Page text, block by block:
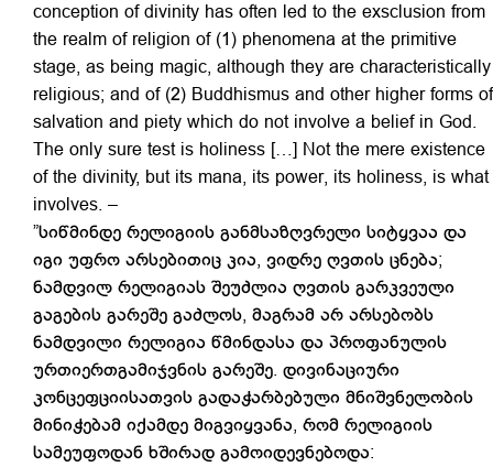
conception of divinity has often led to the exsclusion from
the realm of religion of (1) phenomena at the primitive
stage, as being magic, although they are characteristically
religious; and of (2) Buddhismus and other higher forms of
salvation and piety which do not involve a belief in God.
The only sure test is holiness […] Not the mere existence
of the divinity, but its mana, its power, its holiness, is what
involves. –
”სიწმინდე რელიგიის განმსაზღვრელი სიტყვაა და
იგი უფრო არსებითიც კია, ვიდრე ღვთის ცნება;
ნამდვილ რელიგიას შეუძლია ღვთის გარკვეული
გაგების გარეშე გაძლოს, მაგრამ არ არსებობს
ნამდვილი რელიგია წმინდასა და პროფანულის
ურთიერთგამიჯვნის გარეშე. დივინაციური
კონცეფციისათვის გადაჭარბებული მნიშვნელობის
მინიჭებამ იქამდე მიგვიყვანა, რომ რელიგიის
სამეუფოდან ხშირად გამოიდევნებოდა: